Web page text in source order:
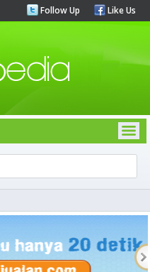
Follow Up Like Us